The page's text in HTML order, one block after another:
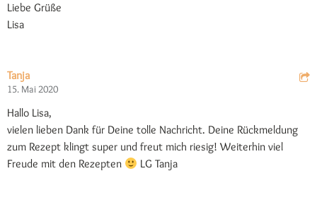
Liebe Grüße
Lisa
Tanja
15. Mai 2020
Hallo Lisa,
vielen lieben Dank für Deine tolle Nachricht. Deine Rückmeldung
zum Rezept klingt super und freut mich riesig! Weiterhin viel
Freude mit den Rezepten
LG Tanja